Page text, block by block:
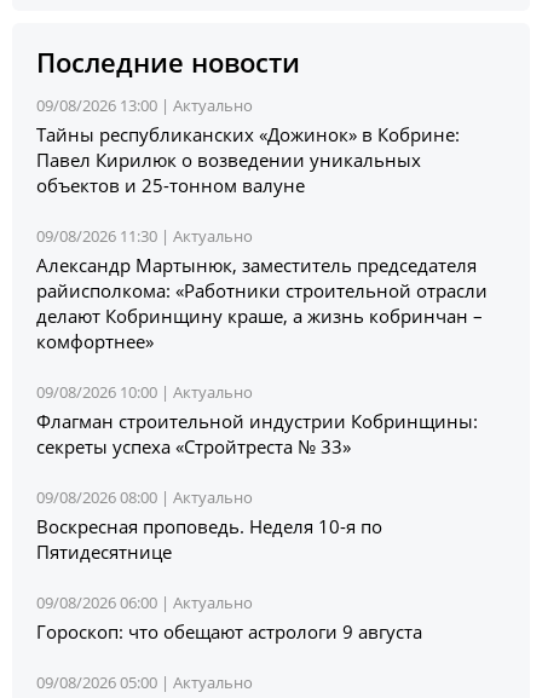
Последние новости
09/08/2026 13:00 | Актуально
Тайны республиканских «Дожинок» в Кобрине:
Павел Кирилюк о возведении уникальных
объектов и 25-тонном валуне
09/08/2026 11:30 | Актуально
Александр Мартынюк, заместитель председателя
райисполкома: «Работники строительной отрасли
делают Кобринщину краше, а жизнь кобринчан –
комфортнее»
09/08/2026 10:00 | Актуально
Флагман строительной индустрии Кобринщины:
секреты успеха «Стройтреста № 33»
09/08/2026 08:00 | Актуально
Воскресная проповедь. Неделя 10-я по
Пятидесятнице
09/08/2026 06:00 | Актуально
Гороскоп: что обещают астрологи 9 августа
09/08/2026 05:00 | Актуально